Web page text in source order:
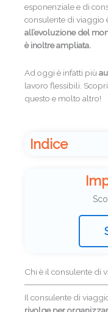
esponenziale e di
consulente di viaggio
all’evoluzione del
è inoltre ampliata.
Ad oggi è infatti più
lavoro flessibili.
questo e molto altro!
Indice
Chi è il consulente di
Il consulente di